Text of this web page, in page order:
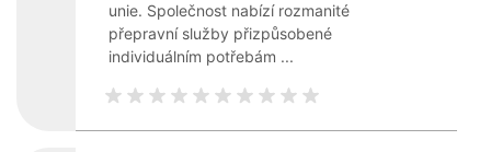
unie. Společnost nabízí rozmanité
přepravní služby přizpůsobené
individuálním potřebám ...